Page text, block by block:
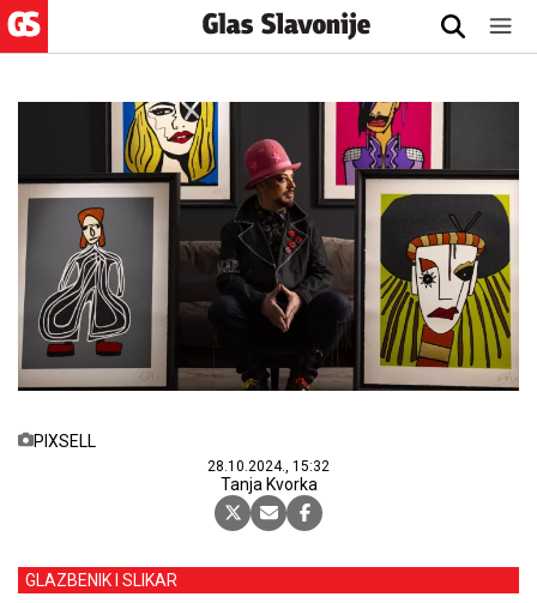
PIXSELL
28.10.2024., 15:32
Tanja Kvorka
GLAZBENIK I SLIKAR